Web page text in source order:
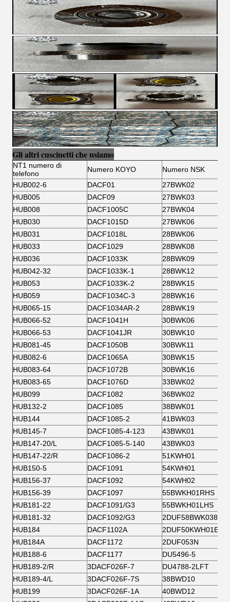
Gli altri cuscinetti che usiamo
NT1 numero di
telefono
Numero KOYO
Numero NSK
HUB002-6
DACF01
27BWK02
HUB005
DACF09
27BWK03
HUB008
DACF1005C
27BWK04
HUB030
DACF1015D
27BWK06
HUB031
DACF1018L
28BWK06
HUB033
DACF1029
28BWK08
HUB036
DACF1033K
28BWK09
HUB042-32
DACF1033K-1
28BWK12
HUB053
DACF1033K-2
28BWK15
HUB059
DACF1034C-3
28BWK16
HUB065-15
DACF1034AR-2
28BWK19
HUB066-52
DACF1041H
30BWK06
HUB066-53
DACF1041JR
30BWK10
HUB081-45
DACF1050B
30BWK11
HUB082-6
DACF1065A
30BWK15
HUB083-64
DACF1072B
30BWK16
HUB083-65
DACF1076D
33BWK02
HUB099
DACF1082
36BWK02
HUB132-2
DACF1085
38BWK01
HUB144
DACF1085-2
41BWK03
HUB145-7
DACF1085-4-123
43BWK01
HUB147-20/L
DACF1085-5-140
43BWK03
HUB147-22/R
DACF1086-2
51KWH01
HUB150-5
DACF1091
54KWH01
HUB156-37
DACF1092
54KWH02
HUB156-39
DACF1097
55BWKH01RHS
HUB181-22
DACF1091/G3
55BWKH01LHS
HUB181-32
DACF1092/G3
2DUF58BWK038
HUB184
DACF1102A
2DUF50KWH01EJB
HUB184A
DACF1172
2DUF053N
HUB188-6
DACF1177
DU5496-5
HUB189-2/R
3DACF026F-7
DU4788-2LFT
HUB189-4/L
3DACF026F-7S
38BWD10
HUB199
3DACF026F-1A
40BWD12